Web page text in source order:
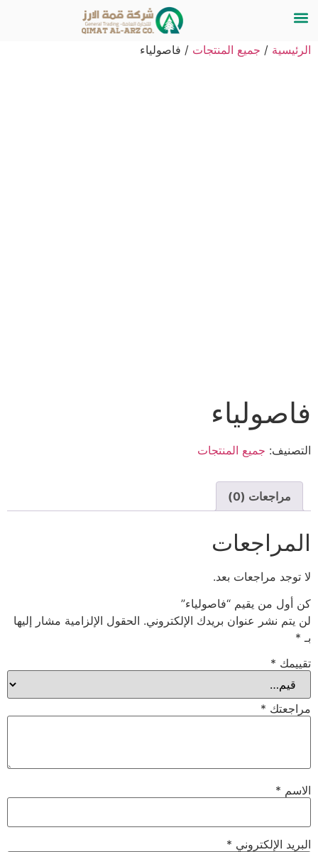
الرئيسية / جميع المنتجات / فاصولياء
فاصولياء
التصنيف: جميع المنتجات
مراجعات (0)
المراجعات
لا توجد مراجعات بعد.
كن أول من يقيم “فاصولياء”
لن يتم نشر عنوان بريدك الإلكتروني. الحقول الإلزامية مشار إليها
بـ *
تقييمك *
مراجعتك *
الاسم *
البريد الإلكتروني *